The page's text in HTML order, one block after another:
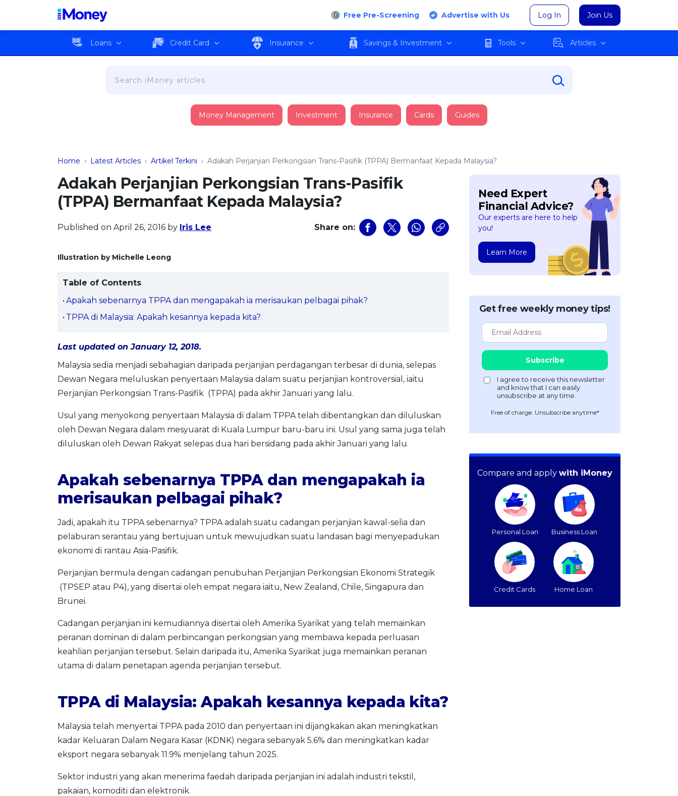
Free Pre-Screening Advertise with Us Log In Join Us
Loans Credit Card Insurance Savings & Investment Tools Articles
Money Management Investment Insurance Cards Guides
Home › Latest Articles › Artikel Terkini › Adakah Perjanjian Perkongsian Trans-Pasifik (TPPA) Bermanfaat Kepada Malaysia?
Adakah Perjanjian Perkongsian Trans-Pasifik
(TPPA) Bermanfaat Kepada Malaysia?
Published on April 26, 2016 by Iris Lee Share on:
Illustration by Michelle Leong
Table of Contents
Apakah sebenarnya TPPA dan mengapakah ia merisaukan pelbagai pihak?
TPPA di Malaysia: Apakah kesannya kepada kita?
Last updated on January 12, 2018.
Malaysia sedia menjadi sebahagian daripada perjanjian perdagangan terbesar di dunia, selepas
Dewan Negara meluluskan penyertaan Malaysia dalam suatu perjanjian kontroversial, iaitu
Perjanjian Perkongsian Trans-Pasifik (TPPA) pada akhir Januari yang lalu.
Usul yang menyokong penyertaan Malaysia di dalam TPPA telah dibentangkan dan diluluskan
oleh Dewan Negara dalam mesyuarat di Kuala Lumpur baru-baru ini. Usul yang sama juga telah
diluluskan oleh Dewan Rakyat selepas dua hari bersidang pada akhir Januari yang lalu.
Apakah sebenarnya TPPA dan mengapakah ia
merisaukan pelbagai pihak?
Jadi, apakah itu TPPA sebenarnya? TPPA adalah suatu cadangan perjanjian kawal-selia dan
pelaburan serantau yang bertujuan untuk mewujudkan suatu landasan bagi menyepadukan
ekonomi di rantau Asia-Pasifik.
Perjanjian bermula dengan cadangan penubuhan Perjanjian Perkongsian Ekonomi Strategik
(TPSEP atau P4), yang disertai oleh empat negara iaitu, New Zealand, Chile, Singapura dan
Brunei.
Cadangan perjanjian ini kemudiannya disertai oleh Amerika Syarikat yang telah memainkan
peranan dominan di dalam perbincangan perkongsian yang membawa kepada perluasan
keahlian perjanjian tersebut. Selain daripada itu, Amerika Syarikat juga memainkan peranan
utama di dalam penetapan agenda perjanjian tersebut.
TPPA di Malaysia: Apakah kesannya kepada kita?
Malaysia telah menyertai TPPA pada 2010 dan penyertaan ini dijangkakan akan meningkatkan
kadar Keluaran Dalam Negara Kasar (KDNK) negara sebanyak 5.6% dan meningkatkan kadar
eksport negara sebanyak 11.9% menjelang tahun 2025.
Sektor industri yang akan menerima faedah daripada perjanjian ini adalah industri tekstil,
pakaian, komoditi dan elektronik.
Need Expert
Financial Advice?
Our experts are here to help
you!
Learn More
Get free weekly money tips!
Free of charge. Unsubscribe anytime*
Compare and apply with iMoney
Personal Loan Business Loan
Credit Cards Home Loan